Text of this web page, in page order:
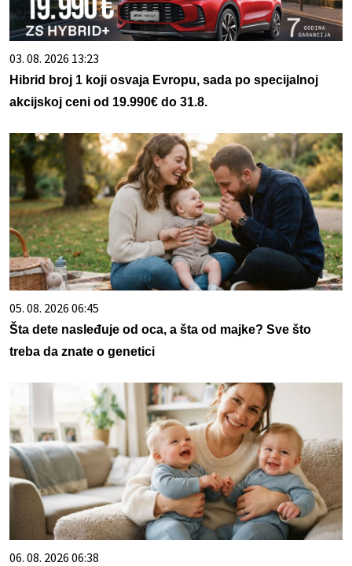
03. 08. 2026 13:23
Hibrid broj 1 koji osvaja Evropu, sada po specijalnoj
akcijskoj ceni od 19.990€ do 31.8.
05. 08. 2026 06:45
Šta dete nasleđuje od oca, a šta od majke? Sve što
treba da znate o genetici
06. 08. 2026 06:38